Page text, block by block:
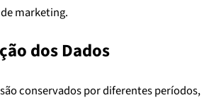
marketing.
dos Dados
conservados por diferentes períodos,